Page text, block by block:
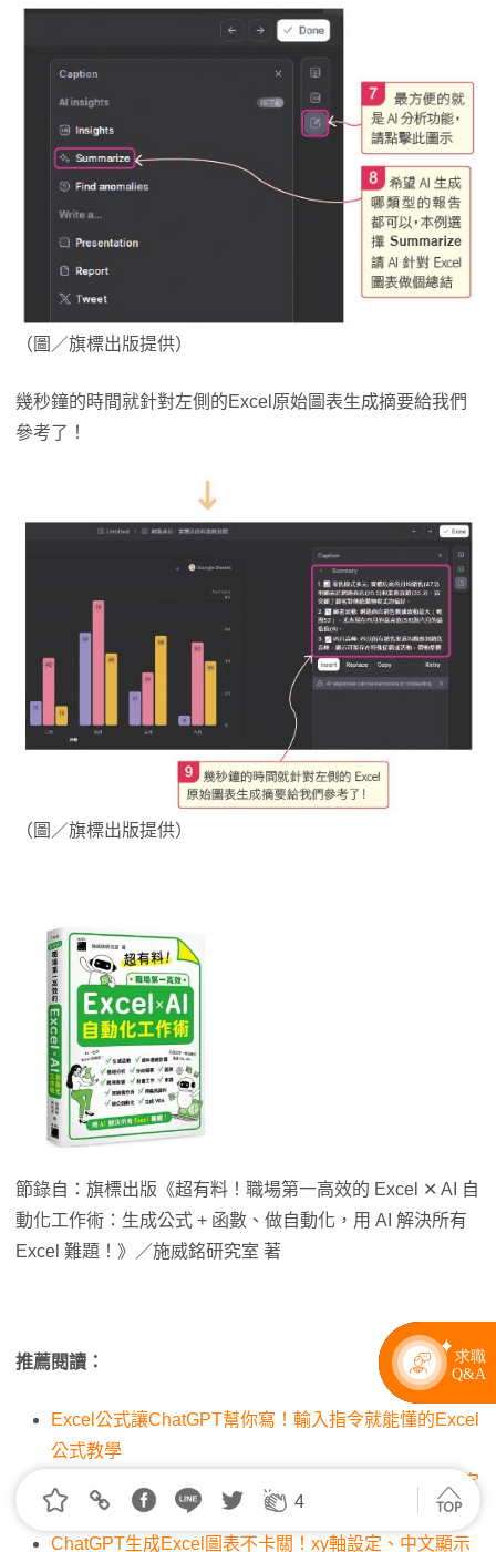
（圖／旗標出版提供）
幾秒鐘的時間就針對左側的Excel原始圖表生成摘要給我們
參考了！
（圖／旗標出版提供）
節錄自：旗標出版《超有料！職場第一高效的 Excel ✕ AI 自
動化工作術：生成公式 + 函數、做自動化，用 AI 解決所有
Excel 難題！》／施威銘研究室 著
推薦閱讀：
Excel公式讓ChatGPT幫你寫！輸入指令就能懂的Excel
公式教學
ChatGPT分析數據資料會出錯嗎？修正盲點教學，制定
策略更高效精準
ChatGPT生成Excel圖表不卡關！xy軸設定、中文顯示